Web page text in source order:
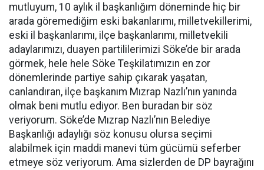
mutluyum, 10 aylık il başkanlığım döneminde hiç bir
arada göremediğim eski bakanlarımı, milletvekillerimi,
eski il başkanlarımı, ilçe başkanlarımı, milletvekili
adaylarımızı, duayen partililerimizi Söke’de bir arada
görmek, hele hele Söke Teşkilatımızın en zor
dönemlerinde partiye sahip çıkarak yaşatan,
canlandıran, ilçe başkanım Mızrap Nazlı’nın yanında
olmak beni mutlu ediyor. Ben buradan bir söz
veriyorum. Söke’de Mızrap Nazlı’nın Belediye
Başkanlığı adaylığı söz konusu olursa seçimi
alabilmek için maddi manevi tüm gücümü seferber
etmeye söz veriyorum. Ama sizlerden de DP bayrağını